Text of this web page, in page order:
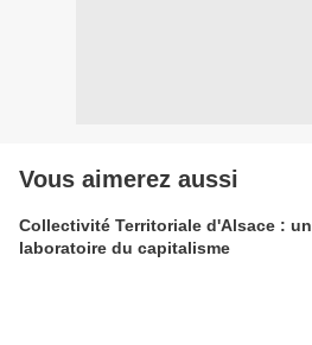
Vous aimerez aussi
Collectivité Territoriale d'Alsace : un
laboratoire du capitalisme